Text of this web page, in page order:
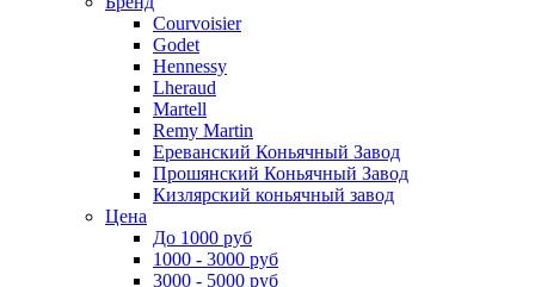
Courvoisier
Godet
Hennessy
Lheraud
Martell
Remy Martin
Ереванский Коньячный Завод
Прошянский Коньячный Завод
Кизлярский коньячный завод
Цена
До 1000 руб
1000 - 3000 руб
3000 - 5000 руб